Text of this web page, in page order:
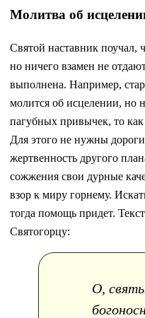
Молитва об
Святой наставник поучал,
но ничего взамен не
выполнена. Например,
молится об исцелении, но
пагубных привычек, то
Для этого не нужны
жертвенность другого
сожжения свои дурные
взор к миру горнему.
тогда помощь придет.
Святогорцу:
О,